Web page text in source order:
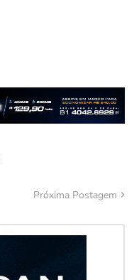
Próxima Postagem